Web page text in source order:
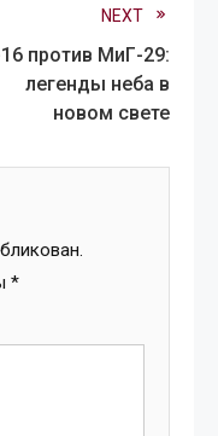
NEXT
16 против МиГ-29:
легенды неба в
новом свете
*